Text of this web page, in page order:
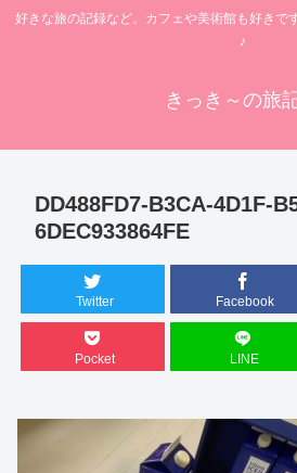
好きな旅の記録など。カフェや美術館も好きで
♪
きっき～の旅
DD488FD7-B3CA-4D1F-
6DEC933864FE
Twitter Facebook
Pocket LINE